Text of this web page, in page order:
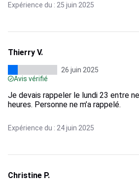
Expérience du : 25 juin 2025
Thierry V.
26 juin 2025
Avis vérifié
Je devais rappeler le lundi 23 entre
heures. Personne ne m’a rappelé.
Expérience du : 24 juin 2025
Christine P.